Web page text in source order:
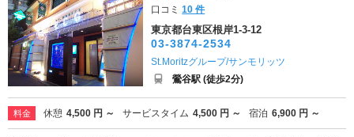
口コミ10 件
東京都台東区根岸1-3-12
03-3874-2534
St.Moritzグループ/サンモリッツ
鶯谷駅 (徒歩2分)
料金 休憩 4,500 円 ～ サービスタイム 4,500 円 ～ 宿泊 6,900 円 ～